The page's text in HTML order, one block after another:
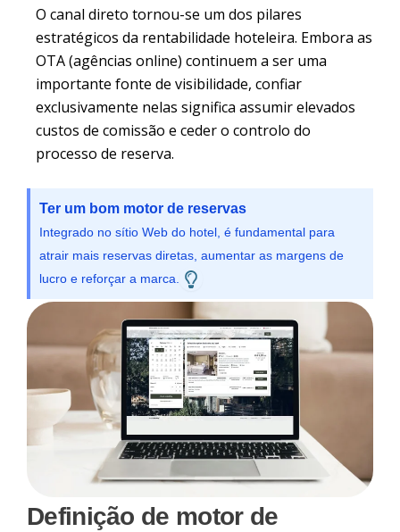
O canal direto tornou-se um dos pilares
estratégicos da rentabilidade hoteleira. Embora as
OTA (agências online) continuem a ser uma
importante fonte de visibilidade, confiar
exclusivamente nelas significa assumir elevados
custos de comissão e ceder o controlo do
processo de reserva.
Ter um bom motor de reservas
Integrado no sítio Web do hotel, é fundamental para
atrair mais reservas diretas, aumentar as margens de
lucro e reforçar a marca.
Definição de motor de